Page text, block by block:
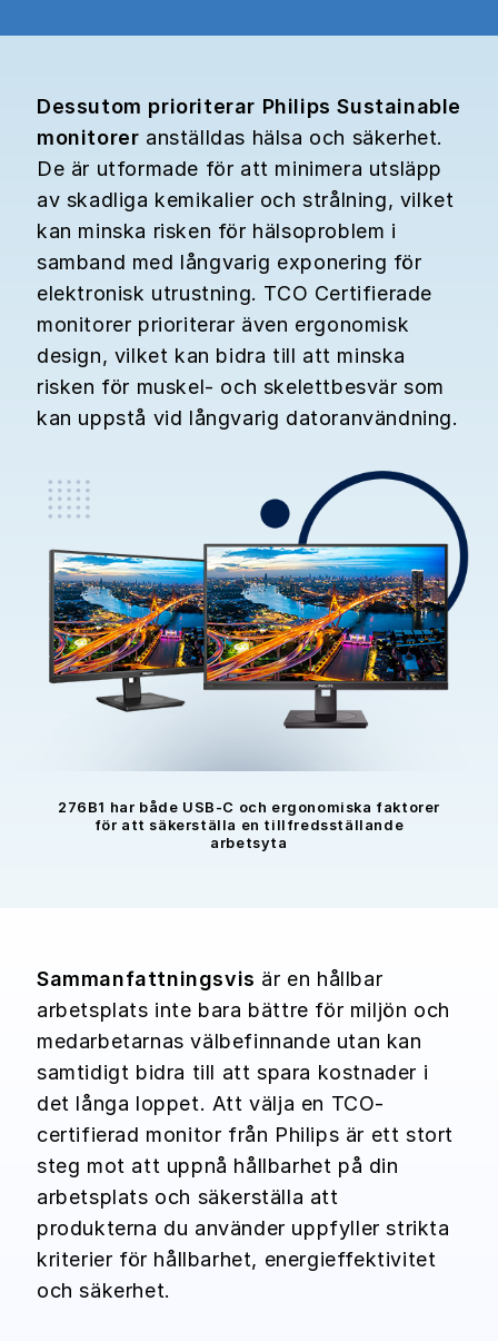
276B1 har både USB-C och ergonomiska faktorer
för att säkerställa en tillfredsställande
arbetsyta
Dessutom prioriterar Philips Sustainable
monitorer anställdas hälsa och säkerhet.
De är utformade för att minimera utsläpp
av skadliga kemikalier och strålning, vilket
kan minska risken för hälsoproblem i
samband med långvarig exponering för
elektronisk utrustning. TCO Certifierade
monitorer prioriterar även ergonomisk
design, vilket kan bidra till att minska
risken för muskel- och skelettbesvär som
kan uppstå vid långvarig datoranvändning.
Sammanfattningsvis är en hållbar
arbetsplats inte bara bättre för miljön och
medarbetarnas välbefinnande utan kan
samtidigt bidra till att spara kostnader i
det långa loppet. Att välja en TCO-
certifierad monitor från Philips är ett stort
steg mot att uppnå hållbarhet på din
arbetsplats och säkerställa att
produkterna du använder uppfyller strikta
kriterier för hållbarhet, energieffektivitet
och säkerhet.